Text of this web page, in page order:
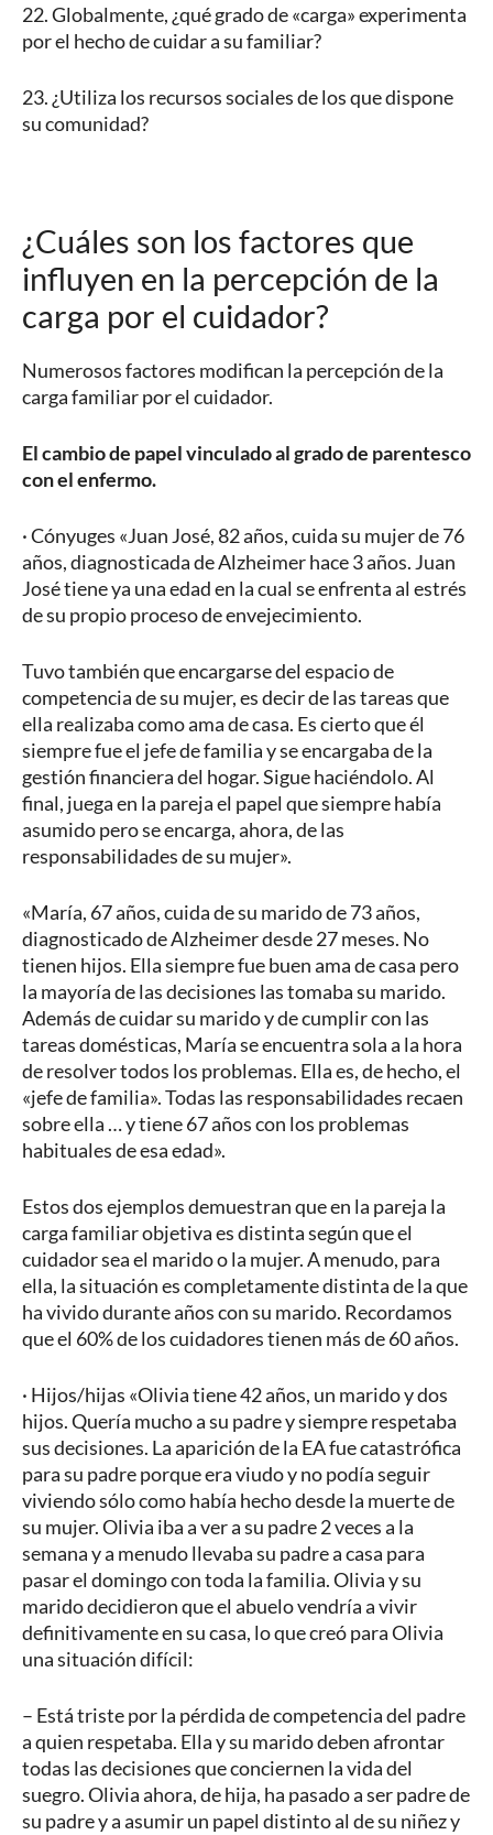
22. Globalmente, ¿qué grado de «carga» experimenta
por el hecho de cuidar a su familiar?
23. ¿Utiliza los recursos sociales de los que dispone
su comunidad?
¿Cuáles son los factores que
influyen en la percepción de la
carga por el cuidador?
Numerosos factores modifican la percepción de la
carga familiar por el cuidador.
El cambio de papel vinculado al grado de parentesco
con el enfermo.
· Cónyuges «Juan José, 82 años, cuida su mujer de 76
años, diagnosticada de Alzheimer hace 3 años. Juan
José tiene ya una edad en la cual se enfrenta al estrés
de su propio proceso de envejecimiento.
Tuvo también que encargarse del espacio de
competencia de su mujer, es decir de las tareas que
ella realizaba como ama de casa. Es cierto que él
siempre fue el jefe de familia y se encargaba de la
gestión financiera del hogar. Sigue haciéndolo. Al
final, juega en la pareja el papel que siempre había
asumido pero se encarga, ahora, de las
responsabilidades de su mujer».
«María, 67 años, cuida de su marido de 73 años,
diagnosticado de Alzheimer desde 27 meses. No
tienen hijos. Ella siempre fue buen ama de casa pero
la mayoría de las decisiones las tomaba su marido.
Además de cuidar su marido y de cumplir con las
tareas domésticas, María se encuentra sola a la hora
de resolver todos los problemas. Ella es, de hecho, el
«jefe de familia». Todas las responsabilidades recaen
sobre ella … y tiene 67 años con los problemas
habituales de esa edad».
Estos dos ejemplos demuestran que en la pareja la
carga familiar objetiva es distinta según que el
cuidador sea el marido o la mujer. A menudo, para
ella, la situación es completamente distinta de la que
ha vivido durante años con su marido. Recordamos
que el 60% de los cuidadores tienen más de 60 años.
· Hijos/hijas «Olivia tiene 42 años, un marido y dos
hijos. Quería mucho a su padre y siempre respetaba
sus decisiones. La aparición de la EA fue catastrófica
para su padre porque era viudo y no podía seguir
viviendo sólo como había hecho desde la muerte de
su mujer. Olivia iba a ver a su padre 2 veces a la
semana y a menudo llevaba su padre a casa para
pasar el domingo con toda la familia. Olivia y su
marido decidieron que el abuelo vendría a vivir
definitivamente en su casa, lo que creó para Olivia
una situación difícil:
– Está triste por la pérdida de competencia del padre
a quien respetaba. Ella y su marido deben afrontar
todas las decisiones que conciernen la vida del
suegro. Olivia ahora, de hija, ha pasado a ser padre de
su padre y a asumir un papel distinto al de su niñez y